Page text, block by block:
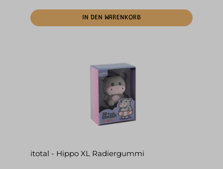
IN DEN WARENKORB
itotal - Hippo XL Radiergummi